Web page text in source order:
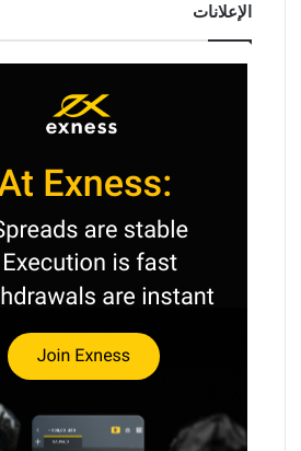
الإعلانات